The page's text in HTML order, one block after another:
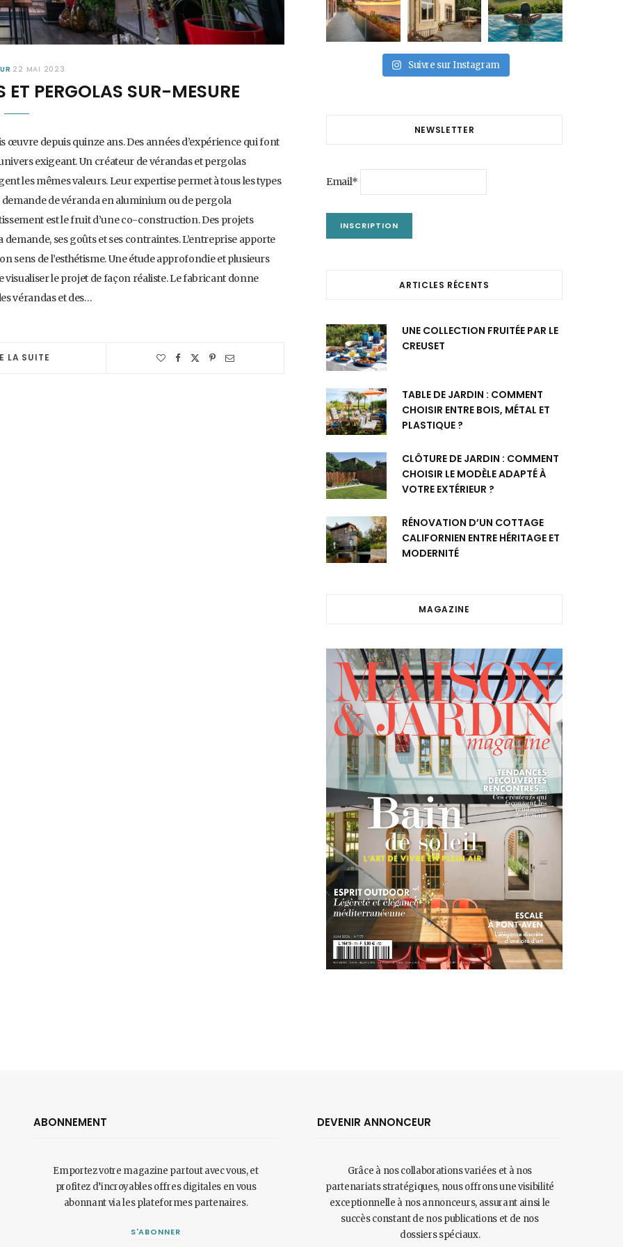
22 MAI 2023
ET PERGOLAS SUR-MESURE
depuis quinze ans. Des années d’expérience qui font
exigeant. Un créateur de vérandas et pergolas
les mêmes valeurs. Leur expertise permet à tous les types
de véranda en aluminium ou de pergola
est le fruit d’une co-construction. Des projets
ses goûts et ses contraintes. L’entreprise apporte
sens de l’esthétisme. Une étude approfondie et plusieurs
visualiser le projet de façon réaliste. Le fabricant donne
vérandas et des…
LA SUITE
Suivre sur Instagram
NEWSLETTER
Email*
ARTICLES RÉCENTS
UNE COLLECTION FRUITÉE PAR LE
CREUSET
TABLE DE JARDIN : COMMENT
CHOISIR ENTRE BOIS, MÉTAL ET
PLASTIQUE ?
CLÔTURE DE JARDIN : COMMENT
CHOISIR LE MODÈLE ADAPTÉ À
VOTRE EXTÉRIEUR ?
RÉNOVATION D’UN COTTAGE
CALIFORNIEN ENTRE HÉRITAGE ET
MODERNITÉ
MAGAZINE
ABONNEMENT
Emportez votre magazine partout avec vous, et
profitez d’incroyables offres digitales en vous
abonnant via les plateformes partenaires.
S'ABONNER
DEVENIR ANNONCEUR
Grâce à nos collaborations variées et à nos
partenariats stratégiques, nous offrons une visibilité
exceptionnelle à nos annonceurs, assurant ainsi le
succès constant de nos publications et de nos
dossiers spéciaux.